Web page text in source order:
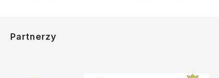
Partnerzy